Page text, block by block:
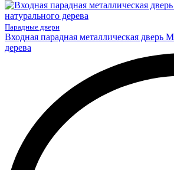
Парадные двери
Входная парадная металлическая дверь
дерева